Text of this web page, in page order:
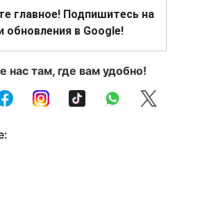
главное! Подпишитесь на
обновления в Google!
нас там, где вам удобно!